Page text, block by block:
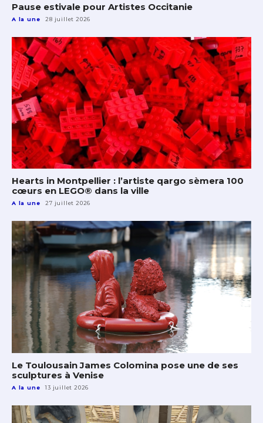
Pause estivale pour Artistes Occitanie
A la une 28 juillet 2026
Hearts in Montpellier : l’artiste qargo sèmera 100
cœurs en LEGO® dans la ville
A la une 27 juillet 2026
Le Toulousain James Colomina pose une de ses
sculptures à Venise
A la une 13 juillet 2026